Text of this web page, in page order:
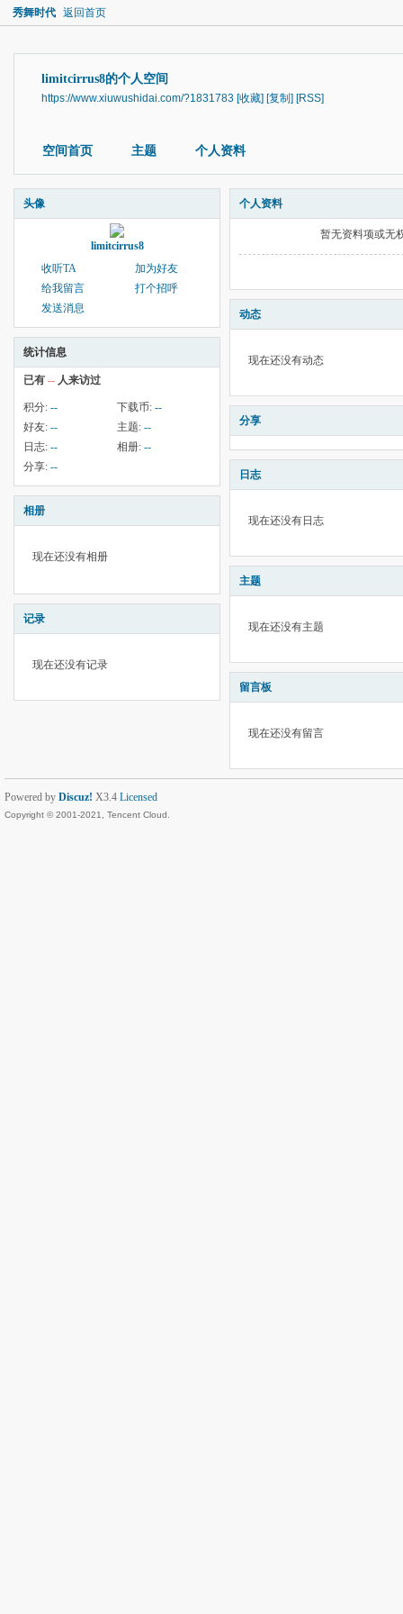
秀舞时代 返回首页
limitcirrus8的个人空间
https://www.xiuwushidai.com/?1831783 [收藏] [复制] [RSS]
空间首页 主题 个人资料
头像
limitcirrus8
收听TA
加为好友
给我留言
打个招呼
发送消息
统计信息
已有 -- 人来访过
积分: -- 下载币: --
好友: -- 主题: --
日志: -- 相册: --
分享: --
相册
现在还没有相册
记录
现在还没有记录
个人资料
暂无资料项或无
动态
现在还没有动态
分享
日志
现在还没有日志
主题
现在还没有主题
留言板
现在还没有留言
Powered by Discuz! X3.4 Licensed
Copyright © 2001-2021, Tencent Cloud.